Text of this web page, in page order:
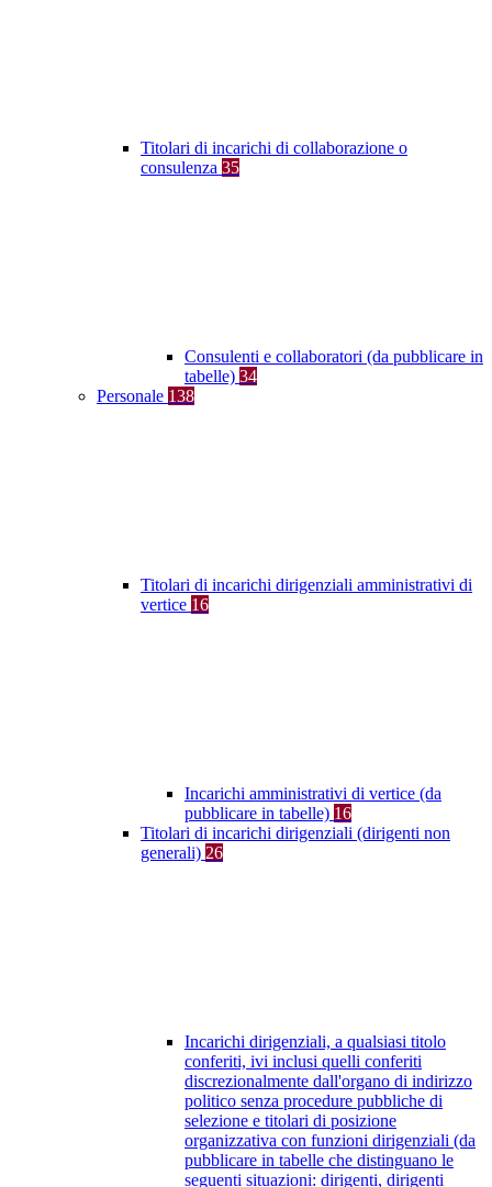
Titolari di incarichi di collaborazione o
consulenza 35
Consulenti e collaboratori (da pubblicare in
tabelle) 34
Personale 138
Titolari di incarichi dirigenziali amministrativi di
vertice 16
Incarichi amministrativi di vertice (da
pubblicare in tabelle) 16
Titolari di incarichi dirigenziali (dirigenti non
generali) 26
Incarichi dirigenziali, a qualsiasi titolo
conferiti, ivi inclusi quelli conferiti
discrezionalmente dall'organo di indirizzo
politico senza procedure pubbliche di
selezione e titolari di posizione
organizzativa con funzioni dirigenziali (da
pubblicare in tabelle che distinguano le
seguenti situazioni: dirigenti, dirigenti